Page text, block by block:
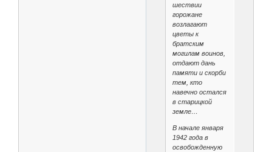
шествии
горожане
возлагают
цветы к
братским
могилам воинов,
отдают дань
памяти и скорби
тем, кто
навечно остался
в старицкой
земле…
В начале января
1942 года в
освобожденную